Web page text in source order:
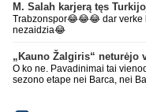
M. Salah karjerą tęs
Trabzonspor😂😂😂 dar verke
nezaidzia😂
„Kauno Žalgiris“ neturėjo
O ko ne. Pavadinimai tai
sezono etape nei Barca, nei